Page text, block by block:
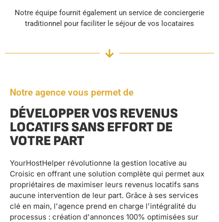
Notre équipe fournit également un service de conciergerie
traditionnel pour faciliter le séjour de vos locataires
Notre agence vous permet de
DÉVELOPPER VOS REVENUS
LOCATIFS SANS EFFORT DE
VOTRE PART
YourHostHelper révolutionne la gestion locative au
Croisic en offrant une solution complète qui permet aux
propriétaires de maximiser leurs revenus locatifs sans
aucune intervention de leur part. Grâce à ses services
clé en main, l'agence prend en charge l'intégralité du
processus : création d'annonces 100% optimisées sur